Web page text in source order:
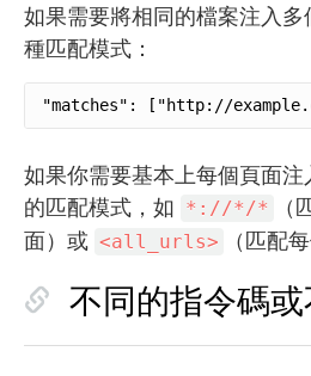
如果需要將相同的檔案注入
種匹配模式：
"matches": ["http://
如果你需要基本上每個頁面
的匹配模式，如 *://*/* （
面）或 <all_urls> （匹配
不同的指令碼